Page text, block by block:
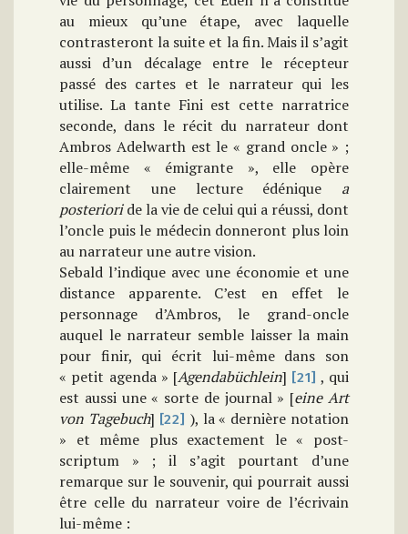
au mieux qu’une étape, avec laquelle
contrasteront la suite et la fin. Mais il s’agit
aussi d’un décalage entre le récepteur
passé des cartes et le narrateur qui les
utilise. La tante Fini est cette narratrice
seconde, dans le récit du narrateur dont
Ambros Adelwarth est le « grand oncle » ;
elle-même « émigrante », elle opère
clairement une lecture édénique a
posterioride la vie de celui qui a réussi, dont
l’oncle puis le médecin donneront plus loin
au narrateur une autre vision.
Sebald l’indique avec une économie et une
distance apparente. C’est en effet le
personnage d’Ambros, le grand-oncle
auquel le narrateur semble laisser la main
pour finir, qui écrit lui-même dans son
« petit agenda » [Agendabüchlein] [21] , qui
est aussi une « sorte de journal » [eine Art
von Tagebuch] [22] ), la « dernière notation
» et même plus exactement le « post-
scriptum » ; il s’agit pourtant d’une
remarque sur le souvenir, qui pourrait aussi
être celle du narrateur voire de l’écrivain
lui-même :